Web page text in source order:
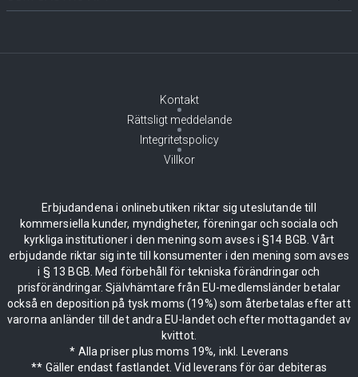
Kontakt
Rättsligt meddelande
Integritetspolicy
Villkor
Erbjudandena i onlinebutiken riktar sig uteslutande till
kommersiella kunder, myndigheter, föreningar och sociala och
kyrkliga institutioner i den mening som avses i §14 BGB. Vårt
erbjudande riktar sig inte till konsumenter i den mening som avses
i § 13 BGB. Med förbehåll för tekniska förändringar och
prisförändringar. Självhämtare från EU-medlemsländer betalar
också en deposition på tysk moms (19%) som återbetalas efter att
varorna anländer till det andra EU-landet och efter mottagandet av
kvittot.
* Alla priser plus moms 19%, inkl. Leverans
** Gäller endast fastlandet. Vid leverans för öar debiteras